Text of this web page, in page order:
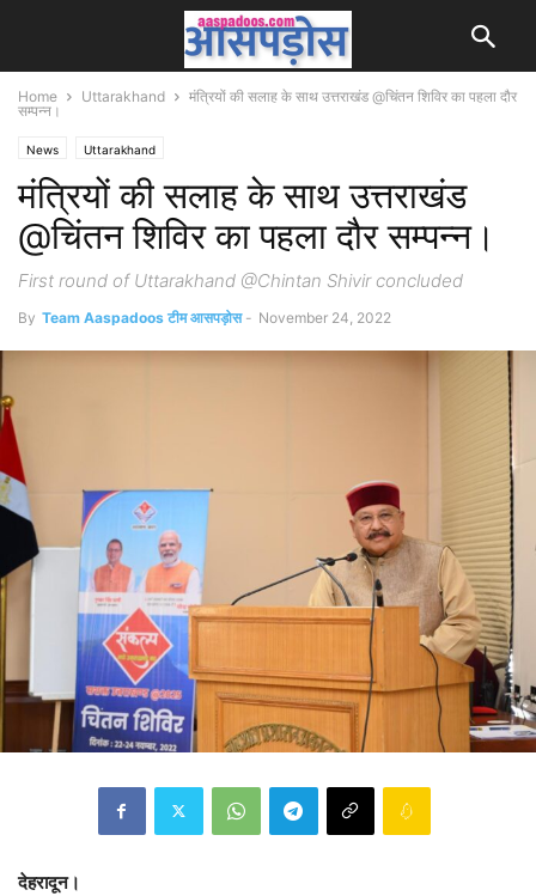
Home Uttarakhand
मंत्रियों की सलाह के साथ उत्तराखंड @चिंतन शिविर का पहला दौर
सम्पन्न।
News Uttarakhand
मंत्रियों की सलाह के साथ उत्तराखंड
@चिंतन शिविर का पहला दौर सम्पन्न।
First round of Uttarakhand @Chintan Shivir concluded
By Team Aaspadoos टीम आसपड़ोस - November 24, 2022
देहरादून।